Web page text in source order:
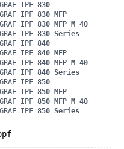
IPF 830
IPF 830 MFP
IPF 830 MFP M 40
IPF 830 Series
IPF 840
IPF 840 MFP
IPF 840 MFP M 40
IPF 840 Series
IPF 850
IPF 850 MFP
IPF 850 MFP M 40
IPF 850 Series